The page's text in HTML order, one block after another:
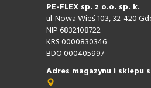
PE-FLEX sp. z o.o. sp. k.
ul. Nowa Wieś 103, 32-420
NIP 6832108722
KRS 0000830346
BDO 000405997
Adres magazynu i sklepu